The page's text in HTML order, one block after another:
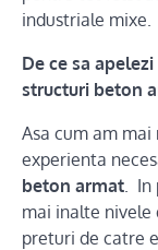
industriale mixe.
De ce sa
structuri beton
Asa cum am
experienta
beton armat .
mai inalte nivele
preturi de catre